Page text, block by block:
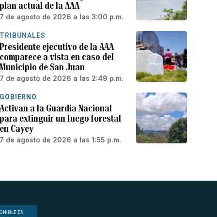
plan actual de la AAA
7 de agosto de 2026 a las 3:00 p.m.
TRIBUNALES
Presidente ejecutivo de la AAA
comparece a vista en caso del
Municipio de San Juan
7 de agosto de 2026 a las 2:49 p.m.
GOBIERNO
Activan a la Guardia Nacional
para extinguir un fuego forestal
en Cayey
7 de agosto de 2026 a las 1:55 p.m.
EN